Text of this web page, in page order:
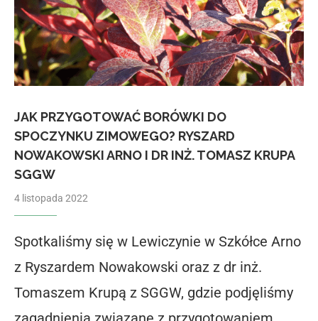
JAK PRZYGOTOWAĆ BORÓWKI DO
SPOCZYNKU ZIMOWEGO? RYSZARD
NOWAKOWSKI ARNO I DR INŻ. TOMASZ KRUPA
SGGW
4 listopada 2022
Spotkaliśmy się w Lewiczynie w Szkółce Arno
z Ryszardem Nowakowski oraz z dr inż.
Tomaszem Krupą z SGGW, gdzie podjęliśmy